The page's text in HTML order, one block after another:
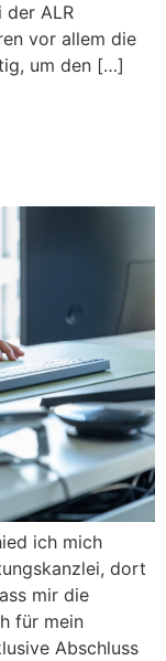
der ALR
vor allem die
um den […]
ich mich
dort
mir die
für mein
Abschluss